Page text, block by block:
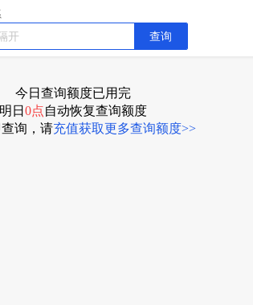
查询
今日查询额度已用完
明日 0点自动恢复查询额度
询，请充值获取更多查询额度>>